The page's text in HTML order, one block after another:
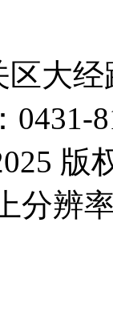
大
0431-
版
分辨